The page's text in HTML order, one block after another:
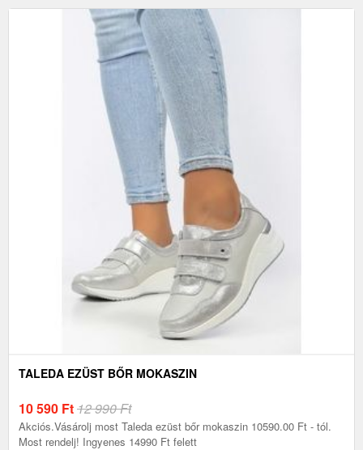
TALEDA EZÜST BŐR MOKASZIN
10 590 Ft12 990 Ft
Akciós.Vásárolj most Taleda ezüst bőr mokaszin 10590.00 Ft - tól.
Most rendelj! Ingyenes 14990 Ft felett